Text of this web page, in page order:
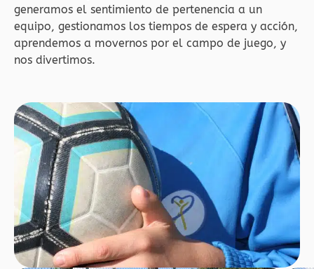
generamos el sentimiento de pertenencia a un
equipo, gestionamos los tiempos de espera y acción,
aprendemos a movernos por el campo de juego, y
nos divertimos.